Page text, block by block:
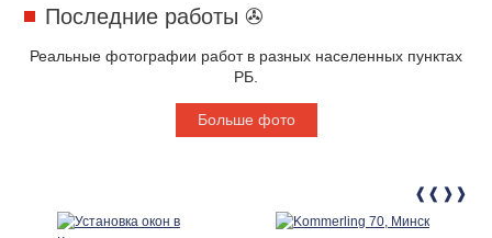
Последние работы ✇
Реальные фотографии работ в разных населенных пунктах
РБ.
Больше фото